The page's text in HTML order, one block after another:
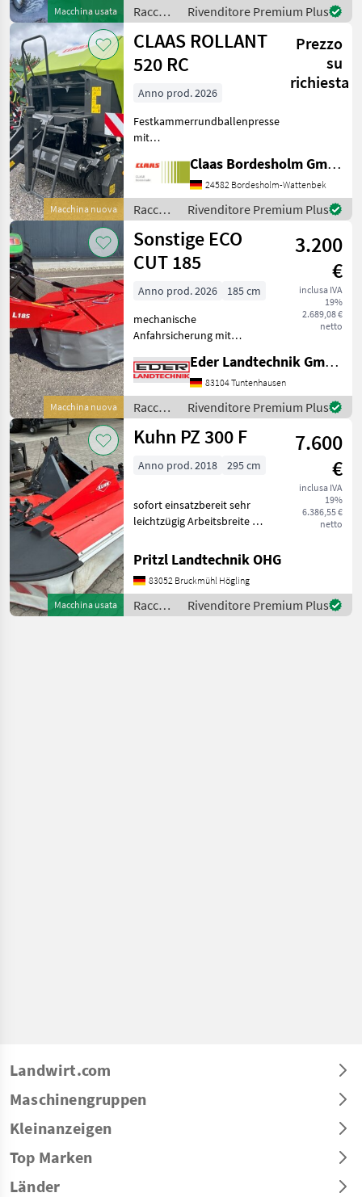
Macchina usata
for more images Specif
Raccolta
mangimi
/ Stoll
Rivenditore Premium Plus
Macchina nuova
CLAAS ROLLANT
520 RC
Prezzo
su
richiesta
Anno prod. 2026
Festkammerrundballenpresse
mit
1, 25 m Presskammerbreite
1, 20 m / in
Serienausrüstung: Pickup:
Aufnahmebreite 2, 10 m / 4
Zinkenreihen, kurvenb
Claas Bordesholm GmbH
24582 Bordesholm-Wattenbek
Raccolta
mangimi
/ Claas
Rivenditore Premium Plus
Macchina nuova
Sonstige ECO
CUT 185
3.200
€
inclusa IVA
19%
2.689,08 €
netto
Anno prod. 2026
185 cm
mechanische
Anfahrsicherung mit
Schnitthöhenverstellung
mithilfe von Distanzringen
auf den Mähteller Schlüssel
für Messerschnellwechsel
Arbe
Eder Landtechnik GmbH
83104 Tuntenhausen
Raccolta
mangimi
/
Rivenditore Premium Plus
Macchina usata
Kuhn PZ 300 F
7.600
€
inclusa IVA
19%
6.386,55 €
netto
Anno prod. 2018 295 cm
sofort einsatzbereit sehr
leichtzügig Arbeitsbreite 2,
1000U/min. 4 Trommeln
Schnitthöhenverstellung 2
Federn für Entlastung
Gelenkwelle Falciatrici
Pritzl Landtechnik OHG
83052 Bruckmühl Högling
Raccolta
mangimi
Rivenditore Premium Plus
Landwirt.com
Maschinengruppen
Kleinanzeigen
Top Marken
Länder